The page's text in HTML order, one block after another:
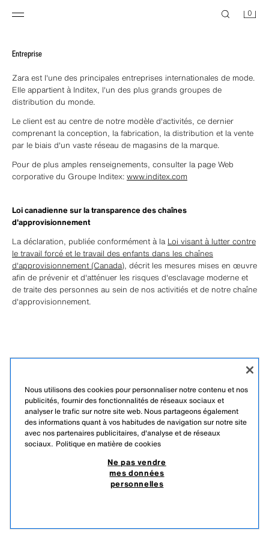
0
Entreprise
Zara est l'une des principales entreprises internationales de mode.
Elle appartient à Inditex, l'un des plus grands groupes de
distribution du monde.
Le client est au centre de notre modèle d'activités, ce dernier
comprenant la conception, la fabrication, la distribution et la vente
par le biais d'un vaste réseau de magasins de la marque.
Pour de plus amples renseignements, consulter la page Web
corporative du Groupe Inditex: www.inditex.com
Loi canadienne sur la transparence des chaînes
d'approvisionnement
La déclaration, publiée conformément à la Loi visant à lutter contre
le travail forcé et le travail des enfants dans les chaînes
d'approvisionnement (Canada), décrit les mesures mises en œuvre
afin de prévenir et d'atténuer les risques d'esclavage moderne et
de traite des personnes au sein de nos activitiés et de notre chaîne
d'approvisionnement.
NE PAS VENDRE MES DONNÉES PERSONNELLES
FEMME / + INFO / ENTREPRISE
ENGLISH FRANÇAIS
Nous utilisons des cookies pour personnaliser notre contenu et nos
publicités, fournir des fonctionnalités de réseaux sociaux et
analyser le trafic sur notre site web. Nous partageons également
des informations quant à vos habitudes de navigation sur notre site
avec nos partenaires publicitaires, d'analyse et de réseaux
sociaux. Politique en matière de cookies
Ne pas vendre
mes données
personnelles